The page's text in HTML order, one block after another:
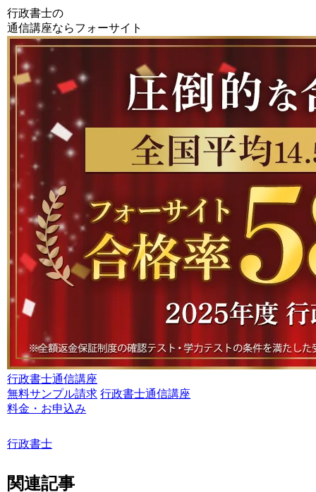
行政書士の
通信講座ならフォーサイト
行政書士通信講座
無料サンプル請求 行政書士通信講座
料金・お申込み
行政書士
関連記事